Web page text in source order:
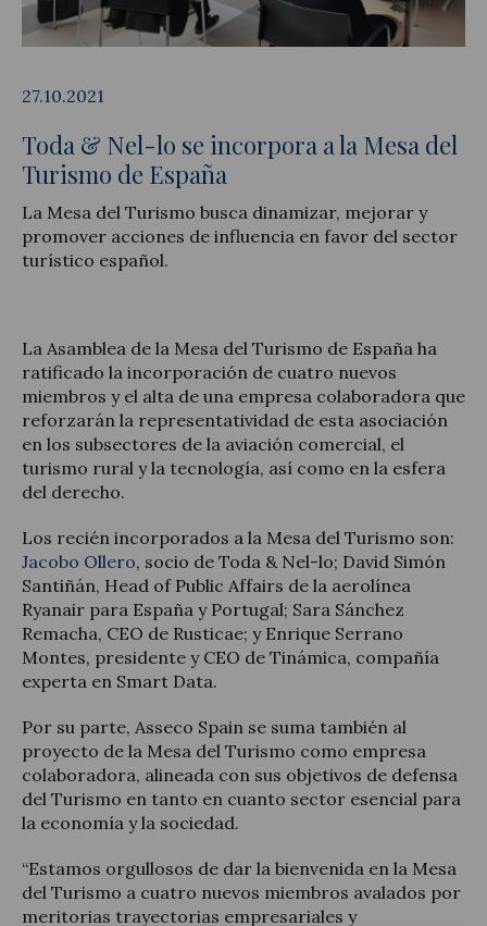
Notícias y artículos
27.10.2021
Toda & Nel-lo se incorpora a la Mesa del
Turismo de España
La Mesa del Turismo busca dinamizar, mejorar y
promover acciones de influencia en favor del sector
turístico español.
La Asamblea de la Mesa del Turismo de España ha
ratificado la incorporación de cuatro nuevos
miembros y el alta de una empresa colaboradora que
reforzarán la representatividad de esta asociación
en los subsectores de la aviación comercial, el
turismo rural y la tecnología, así como en la esfera
del derecho.
Los recién incorporados a la Mesa del Turismo son:
Jacobo Ollero, socio de Toda & Nel-lo; David Simón
Santiñán, Head of Public Affairs de la aerolínea
Ryanair para España y Portugal; Sara Sánchez
Remacha, CEO de Rusticae; y Enrique Serrano
Montes, presidente y CEO de Tinámica, compañía
experta en Smart Data.
Por su parte, Asseco Spain se suma también al
proyecto de la Mesa del Turismo como empresa
colaboradora, alineada con sus objetivos de defensa
del Turismo en tanto en cuanto sector esencial para
la economía y la sociedad.
“Estamos orgullosos de dar la bienvenida en la Mesa
del Turismo a cuatro nuevos miembros avalados por
meritorias trayectorias empresariales y